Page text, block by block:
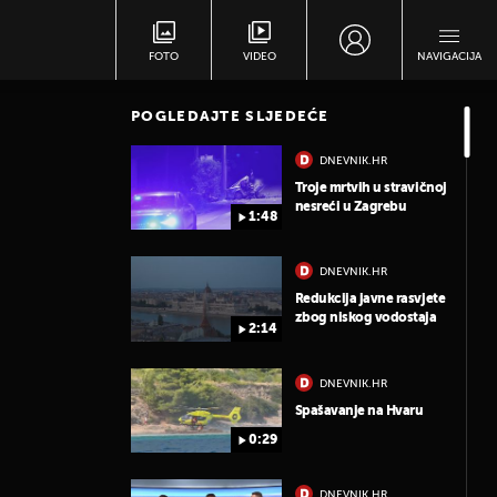
FOTO VIDEO NAVIGACIJA
POGLEDAJTE SLJEDEĆE
1:48
DNEVNIK.HR
Troje mrtvih u stravičnoj
nesreći u Zagrebu
2:14
DNEVNIK.HR
Redukcija javne rasvjete
zbog niskog vodostaja
0:29
DNEVNIK.HR
Spašavanje na Hvaru